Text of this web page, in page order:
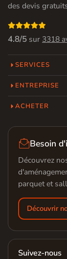
des devis

4.8/5 sur 3318
SERVICES
ENTREPRISE
ACHETER
Besoin
Découvrez
parquet et
Découvrir
Suivez-nous